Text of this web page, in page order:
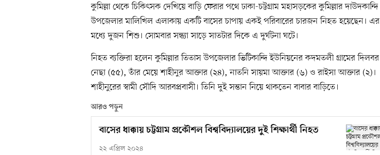
কুমিল্লা থেকে চিকিৎসক দেখিয়ে বাড়ি ফেরার পথে ঢাকা-চট্টগ্রাম মহাসড়কের কুমিল্লার দাউদকান্দি
উপজেলার মালিখিল এলাকায় একটি বাসের চাপায় একই পরিবারের চারজন নিহত হয়েছেন। এর
মধ্যে দুজন শিশু। সোমবার সন্ধ্যা সাড়ে সাতটার দিকে এ দুর্ঘটনা ঘটে।
নিহত ব্যক্তিরা হলেন কুমিল্লার তিতাস উপজেলার ভিটিকান্দি ইউনিয়নের কদমতলী গ্রামের দিলবর
নেছা (৫৫), তাঁর মেয়ে শাহীনুর আক্তার (২৪), নাতনি সায়মা আক্তার (৬) ও রাইসা আক্তার (২)।
শাহীনুরের স্বামী সৌদি আরবপ্রবাসী। তিনি দুই সন্তান নিয়ে থাকতেন বাবার বাড়িতে।
আরও পড়ুন
বাসের ধাক্কায় চট্টগ্রাম প্রকৌশল বিশ্ববিদ্যালয়ের দুই শিক্ষার্থী নিহত
২২ এপ্রিল ২০২৪